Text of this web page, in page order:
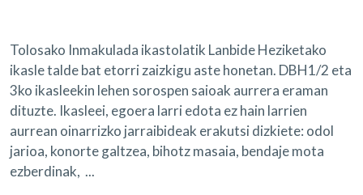
Tolosako Inmakulada ikastolatik Lanbide Heziketako
ikasle talde bat etorri zaizkigu aste honetan. DBH1/2 eta
3ko ikasleekin lehen sorospen saioak aurrera eraman
dituzte. Ikasleei, egoera larri edota ez hain larrien
aurrean oinarrizko jarraibideak erakutsi dizkiete: odol
jarioa, konorte galtzea, bihotz masaia, bendaje mota
ezberdinak, ...